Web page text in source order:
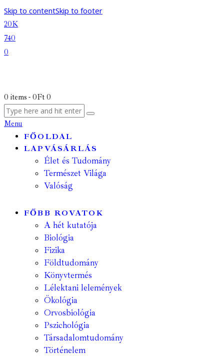
Skip to contentSkip to footer
20K
740
0
0 items - 0Ft 0
Menu
FŐOLDAL
LAPVÁSÁRLÁS
Élet és Tudomány
Természet Világa
Valóság
FŐBB ROVATOK
A hét kutatója
Biológia
Fizika
Földtudomány
Könyvtermés
Lélektani lelemények
Ökológia
Orvosbiológia
Pszichológia
Társadalomtudomány
Történelem